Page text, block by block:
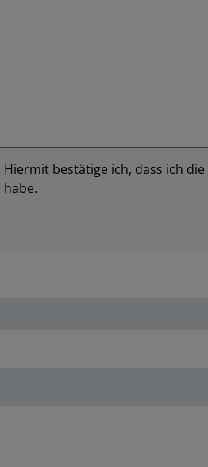
Hiermit bestätige ich, dass ich die
habe.